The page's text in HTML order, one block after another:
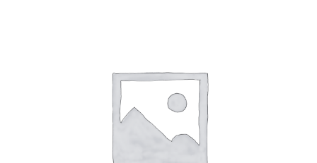
CELULOSA EN BOLSA 700 UNDS BLANCA
DENSA STALEKS WS-700/1